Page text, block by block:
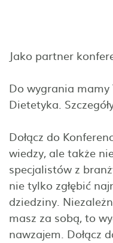
Jako partner
Do wygrania mamy
Dietetyka.
Dołącz do
wiedzy, ale także
specjalistów z
nie tylko zgłębić
dziedziny.
masz za sobą, to
nawzajem. Dołącz